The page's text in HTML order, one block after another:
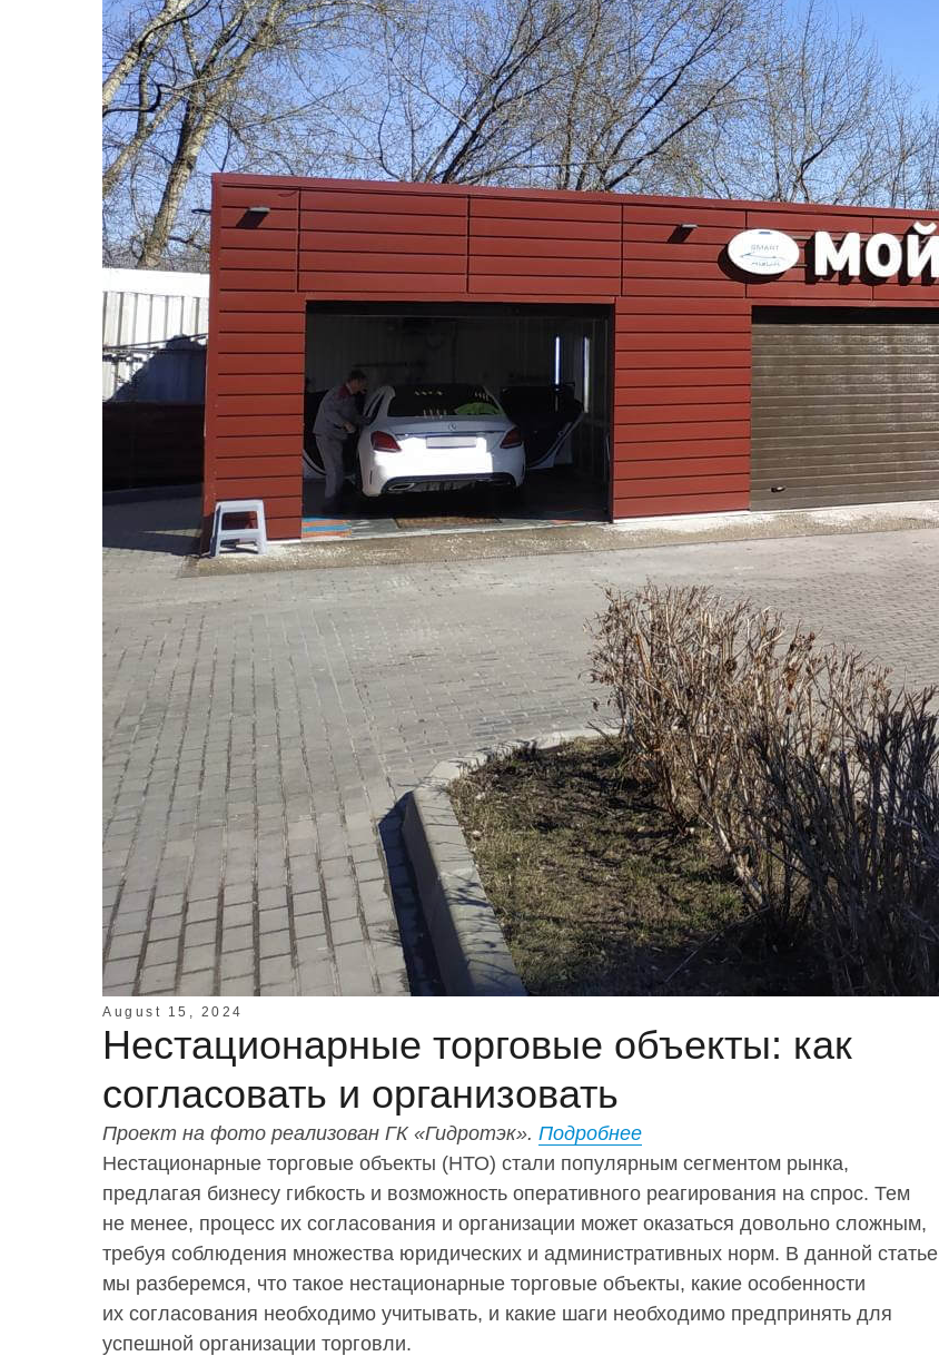
August 15, 2024
Нестационарные торговые объекты: как
согласовать и организовать
Проект на фото реализован ГК «Гидротэк». Подробнее
Нестационарные торговые объекты (НТО) стали популярным сегментом рынка,
предлагая бизнесу гибкость и возможность оперативного реагирования на спрос. Тем
не менее, процесс их согласования и организации может оказаться довольно сложным,
требуя соблюдения множества юридических и административных норм. В данной статье
мы разберемся, что такое нестационарные торговые объекты, какие особенности
их согласования необходимо учитывать, и какие шаги необходимо предпринять для
успешной организации торговли.